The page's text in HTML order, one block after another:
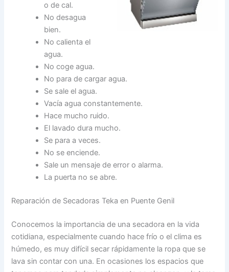
o de cal.
No desagua
bien.
No calienta el
agua.
No coge agua.
No para de cargar agua.
Se sale el agua.
Vacía agua constantemente.
Hace mucho ruido.
El lavado dura mucho.
Se para a veces.
No se enciende.
Sale un mensaje de error o alarma.
La puerta no se abre.
Reparación de Secadoras Teka en Puente Genil
Conocemos la importancia de una secadora en la vida
cotidiana, especialmente cuando hace frío o el clima es
húmedo, es muy difícil secar rápidamente la ropa que se
lava sin contar con una. En ocasiones los espacios que